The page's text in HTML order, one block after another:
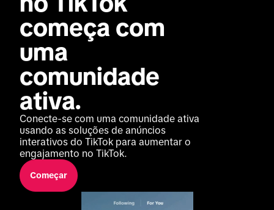
começa com
uma
comunidade
ativa.
Conecte-se com uma comunidade ativa
usando as soluções de anúncios
interativos do TikTok para aumentar o
engajamento no TikTok.
Começar